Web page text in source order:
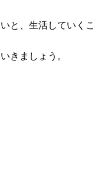
と、生活していくこ
きましょう。